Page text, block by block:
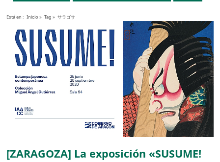
Está en : Inicio» Tag » サラゴサ
[ZARAGOZA] La exposición «SUSUME!